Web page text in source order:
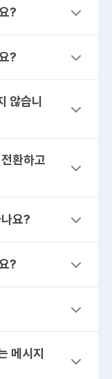
?
?
않습니
환하고
요?
?
메시지